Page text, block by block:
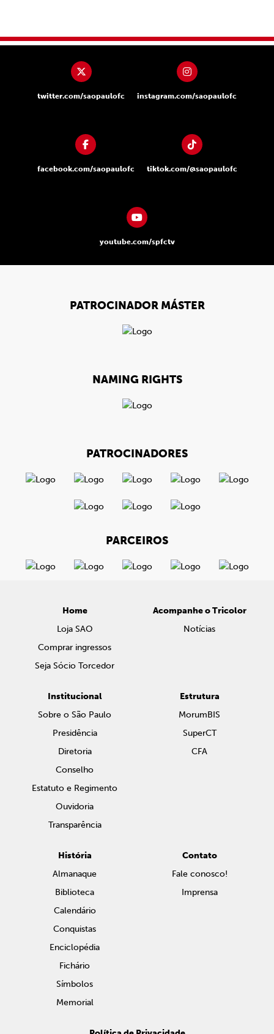
twitter.com/saopaulofc instagram.com/saopaulofc
facebook.com/saopaulofc tiktok.com/@saopaulofc
youtube.com/spfctv
PATROCINADOR MÁSTER
NAMING RIGHTS
PATROCINADORES
PARCEIROS
Home
Loja SAO
Comprar ingressos
Seja Sócio Torcedor
Acompanhe o Tricolor
Notícias
Institucional
Sobre o São Paulo
Presidência
Diretoria
Conselho
Estatuto e Regimento
Ouvidoria
Transparência
Estrutura
MorumBIS
SuperCT
CFA
História
Almanaque
Biblioteca
Calendário
Conquistas
Enciclopédia
Fichário
Símbolos
Memorial
Contato
Fale conosco!
Imprensa